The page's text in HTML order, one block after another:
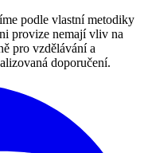
podle vlastní metodiky
provize nemají vliv na
pro vzdělávání a
doporučení.